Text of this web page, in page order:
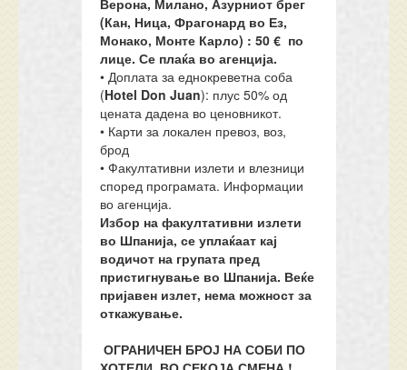
(Кан, Ница, Фрагонард во Ез,
Монако, Монте Карло) : 50 € по
лице. Се плаќа во агенција.
• Доплата за еднокреветна соба
(Hotel Don Juan): плус 50% од
цената дадена во ценовникот.
• Карти за локален превоз, воз,
брод
• Факултативни излети и влезници
според програмата. Информации
во агенција.
Избор на факултативни излети
во Шпанија, се уплаќаат кај
водичот на групата пред
пристигнување во Шпанија. Веќе
пријавен излет, нема можност за
откажување.
ОГРАНИЧЕН БРОЈ НА СОБИ ПО